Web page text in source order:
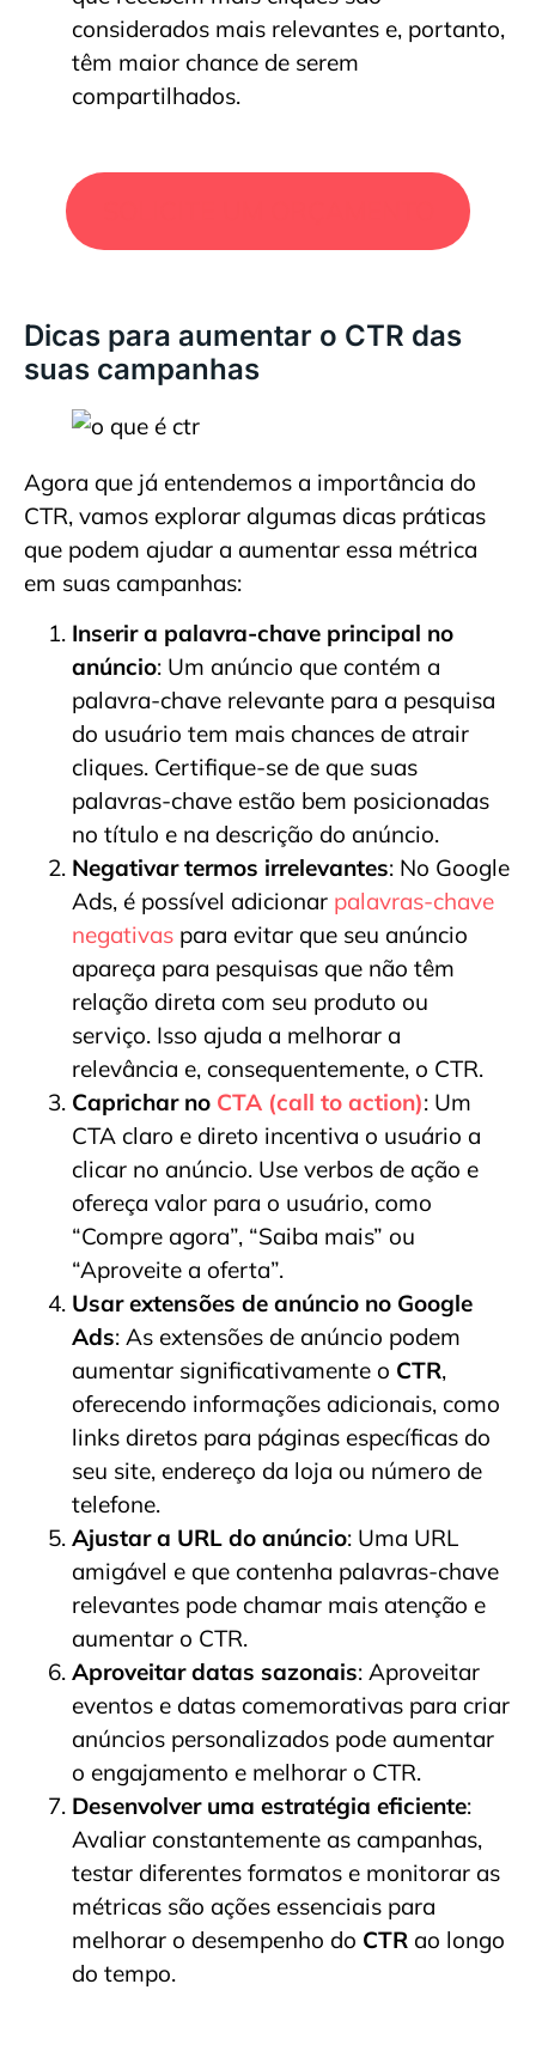
considerados mais relevantes e, portanto,
têm maior chance de serem
compartilhados.
Dicas para aumentar o CTR das
suas campanhas
Agora que já entendemos a importância do
CTR, vamos explorar algumas dicas práticas
que podem ajudar a aumentar essa métrica
em suas campanhas:
Inserir a palavra-chave principal no
anúncio: Um anúncio que contém a
palavra-chave relevante para a pesquisa
do usuário tem mais chances de atrair
cliques. Certifique-se de que suas
palavras-chave estão bem posicionadas
no título e na descrição do anúncio.
Negativar termos irrelevantes: No Google
Ads, é possível adicionar palavras-chave
negativas para evitar que seu anúncio
apareça para pesquisas que não têm
relação direta com seu produto ou
serviço. Isso ajuda a melhorar a
relevância e, consequentemente, o CTR.
Caprichar no CTA (call to action): Um
CTA claro e direto incentiva o usuário a
clicar no anúncio. Use verbos de ação e
ofereça valor para o usuário, como
“Compre agora”, “Saiba mais” ou
“Aproveite a oferta”.
Usar extensões de anúncio no Google
Ads: As extensões de anúncio podem
aumentar significativamente o CTR,
oferecendo informações adicionais, como
links diretos para páginas específicas do
seu site, endereço da loja ou número de
telefone.
Ajustar a URL do anúncio: Uma URL
amigável e que contenha palavras-chave
relevantes pode chamar mais atenção e
aumentar o CTR.
Aproveitar datas sazonais: Aproveitar
eventos e datas comemorativas para criar
anúncios personalizados pode aumentar
o engajamento e melhorar o CTR.
Desenvolver uma estratégia eficiente:
Avaliar constantemente as campanhas,
testar diferentes formatos e monitorar as
métricas são ações essenciais para
melhorar o desempenho do CTR ao longo
do tempo.